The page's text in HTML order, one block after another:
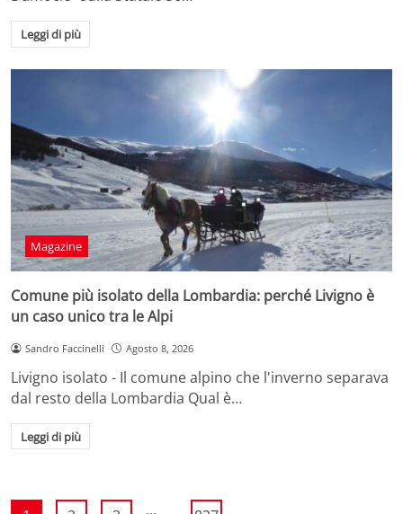
Leggi di più
Magazine
Comune più isolato della Lombardia: perché Livigno è
un caso unico tra le Alpi
Sandro Faccinelli Agosto 8, 2026
Livigno isolato - Il comune alpino che l'inverno separava
dal resto della Lombardia Qual è…
Leggi di più
...